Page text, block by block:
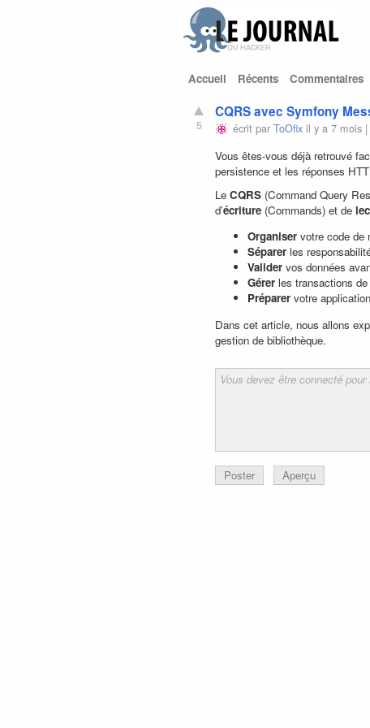
Accueil Récents Commentaires
5
CQRS avec Symfony
écrit parToOfix il y a 7 mois
Vous êtes-vous déjà retrouvé
persistence et les réponses
LeCQRS (Command Query
d’écriture (Commands) et de
Organiser votre code de
Séparer les
Valider vos données
Gérer les transactions
Préparer votre
Dans cet article, nous allons
gestion de bibliothèque.
Poster Aperçu